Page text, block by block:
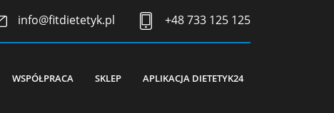
info@fitdietetyk.pl +48 733 125 125
WSPÓŁPRACA SKLEP APLIKACJA DIETETYK24